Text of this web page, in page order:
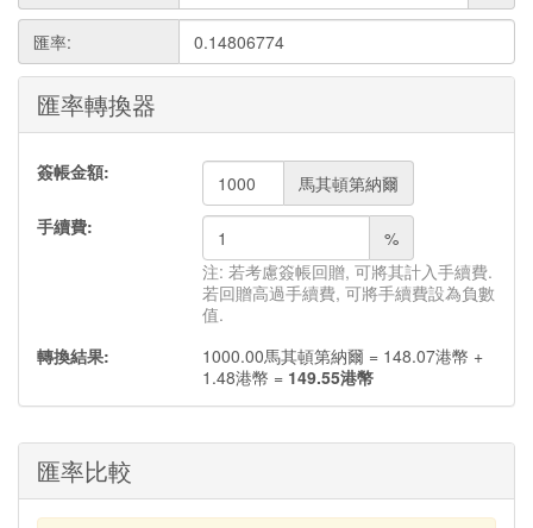
匯率: 0.14806774
匯率轉換器
簽帳金額:
馬其頓第納爾
手續費:
%
注: 若考慮簽帳回贈, 可將其計入手續費.
若回贈高過手續費, 可將手續費設為負數
值.
轉換結果:
1000.00馬其頓第納爾 = 148.07港幣 +
1.48港幣 = 149.55港幣
匯率比較